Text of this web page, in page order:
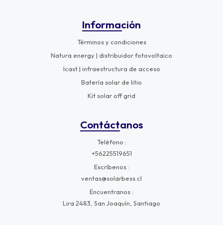
Información
Términos y condiciones
Natura energy | distribuidor fotovoltaico
Icast | infraestructura de acceso
Batería solar de litio
Kit solar off grid
Contáctanos
Teléfono
+56225519651
Escríbenos
ventas@solarbess.cl
Encuentranos
Lira 2483, San Joaquín, Santiago